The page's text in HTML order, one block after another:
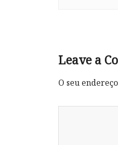
Leave a
O seu